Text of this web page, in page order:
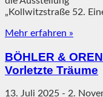
„Kollwitzstraße 52.
Mehr erfahren »
BÖHLER &
Vorletzte Träume
13. Juli 2025 - 2.